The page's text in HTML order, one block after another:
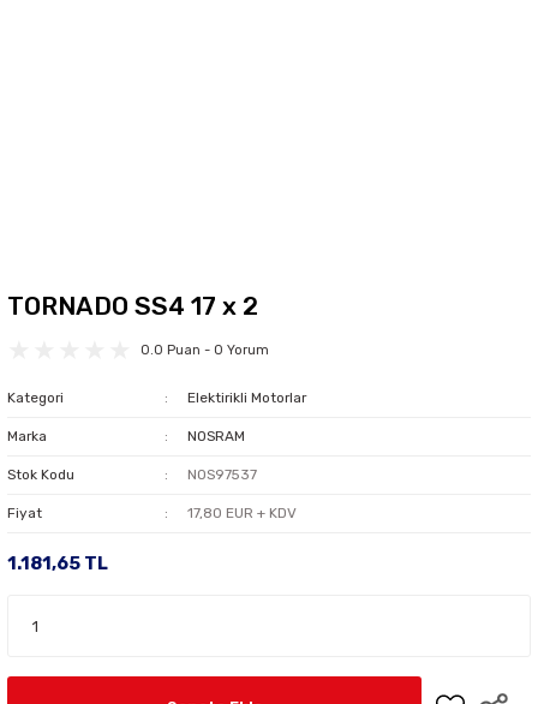
TORNADO SS4 17 x 2
0.0 Puan - 0 Yorum
Kategori Elektirikli Motorlar
Marka NOSRAM
Stok Kodu NOS97537
Fiyat 17,80 EUR + KDV
1.181,65 TL